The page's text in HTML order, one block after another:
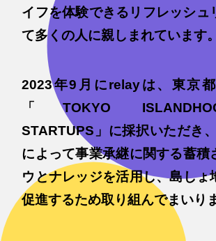
イフを体験できるリフレッシュ
て多くの人に親しまれています。
2023年9月にrelayは、東京
「TOKYO
STARTUPS」に採択いただき
によって事業承継に関する蓄積
ウとナレッジを活用し、島しょ
促進するため取り組んでまいり